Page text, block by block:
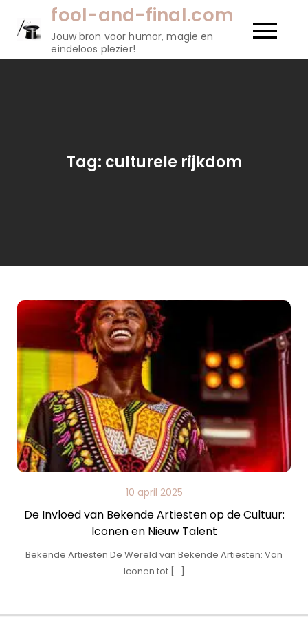
fool-and-final.com
Jouw bron voor humor, magie en
eindeloos plezier!
Tag: culturele rijkdom
10 april 2025
De Invloed van Bekende Artiesten op de Cultuur:
Iconen en Nieuw Talent
Bekende Artiesten De Wereld van Bekende Artiesten: Van
Iconen tot […]